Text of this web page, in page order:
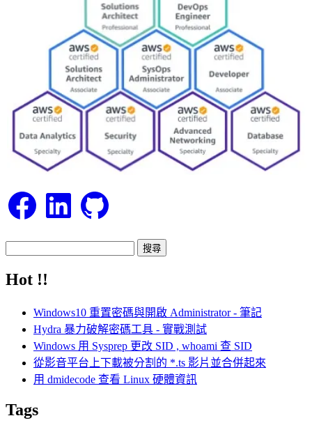
FacebookLinkedIn GitHub
關
Hot !!
Windows10 重置密碼與開啟 Administrator - 筆記
Hydra 暴力破解密碼工具 - 實戰測試
Windows 用 Sysprep 更改 SID , whoami 查 SID
從影音平台上下載被分割的 *.ts 影片並合併起來
用 dmidecode 查看 Linux 硬體資訊
Tags